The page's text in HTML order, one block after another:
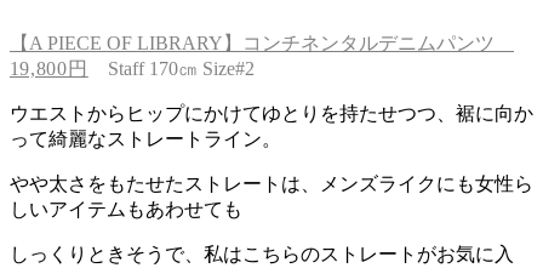
【A PIECE OF LIBRARY】コンチネンタルデニムパンツ
19,800円 Staff 170㎝ Size#2
ウエストからヒップにかけてゆとりを持たせつつ、裾に向か
って綺麗なストレートライン。
やや太さをもたせたストレートは、メンズライクにも女性ら
しいアイテムもあわせても
しっくりときそうで、私はこちらのストレートがお気に入